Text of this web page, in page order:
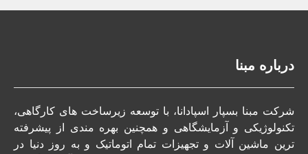
درباره مبنا
شرکت مبنا بسپار اسپادانا، با توسعه زیرساخت های کارگاهی،
تکنولوژیکی و آزمایشگاهی و همچنین بهره مندی از پیشرفته
ترین ماشین آلات و تجهیزات تمام اتوماتیک و به روز دنیا در